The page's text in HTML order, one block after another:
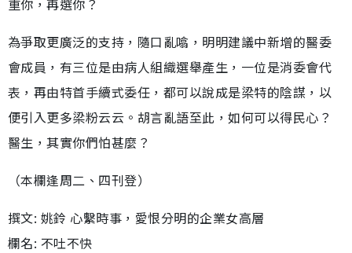
重你，再選你？
為爭取更廣泛的支持，隨口亂噏，明明建議中新增的醫委
會成員，有三位是由病人組織選舉產生，一位是消委會代
表，再由特首手續式委任，都可以說成是梁特的陰謀，以
便引入更多梁粉云云。胡言亂語至此，如何可以得民心？
醫生，其實你們怕甚麼？
（本欄逢周二、四刊登）
撰文: 姚鈴 心繫時事，愛恨分明的企業女高層
欄名: 不吐不快